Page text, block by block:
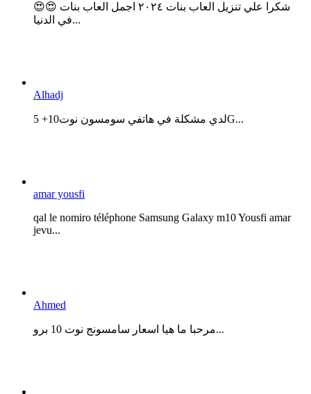
😍😍 شكرا علي تنزيل العاب بنات ٢٠٢٤ اجمل العاب بنات
في الدنيا...
Alhadj
لدي مشكلة في هاتفي سومسون نوت10+ 5G...
amar yousfi
qal le nomiro téléphone Samsung Galaxy m10 Yousfi amar
jevu...
Ahmed
مرحبا ما هيا اسعار سامسونج نوت 10 برو...